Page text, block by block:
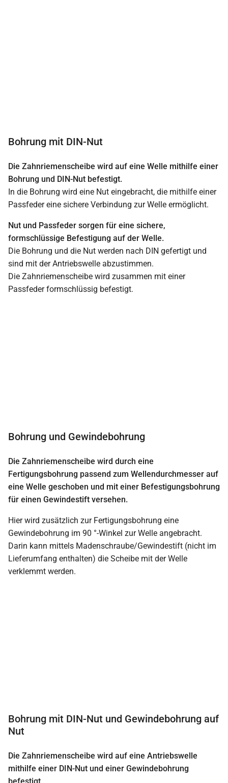
Bohrung mit DIN-Nut
Die Zahnriemenscheibe wird auf eine Welle mithilfe einer
Bohrung und DIN-Nut befestigt.
In die Bohrung wird eine Nut eingebracht, die mithilfe einer
Passfeder eine sichere Verbindung zur Welle ermöglicht.
Nut und Passfeder sorgen für eine sichere,
formschlüssige Befestigung auf der Welle.
Die Bohrung und die Nut werden nach DIN gefertigt und
sind mit der Antriebswelle abzustimmen.
Die Zahnriemenscheibe wird zusammen mit einer
Passfeder formschlüssig befestigt.
Bohrung und Gewindebohrung
Die Zahnriemenscheibe wird durch eine
Fertigungsbohrung passend zum Wellendurchmesser auf
eine Welle geschoben und mit einer Befestigungsbohrung
für einen Gewindestift versehen.
Hier wird zusätzlich zur Fertigungsbohrung eine
Gewindebohrung im 90 °-Winkel zur Welle angebracht.
Darin kann mittels Madenschraube/Gewindestift (nicht im
Lieferumfang enthalten) die Scheibe mit der Welle
verklemmt werden.
Bohrung mit DIN-Nut und Gewindebohrung auf
Nut
Die Zahnriemenscheibe wird auf eine Antriebswelle
mithilfe einer DIN-Nut und einer Gewindebohrung